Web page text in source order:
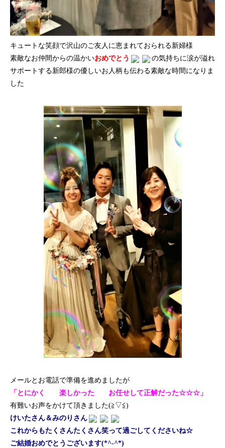
キュートな笑顔で沢山のご友人に恵まれておられる新婦様
素敵なお仲間からの温かいおめでとう
の気持ちに涙が溢れ
サポートする新郎様の優しいお人柄も伝わる素敵な時間になりま
した
メールとお電話で準備を進めましたが
「とにかく 楽しかった お任せして正解だった☆☆☆」
有難いお声をかけて頂きました(≧▽≦)
けいたさん＆みのりさん
これからもたくさんたくさん笑って過ごしてくださいね☆
ご結婚おめでとうございます(*^-^*)